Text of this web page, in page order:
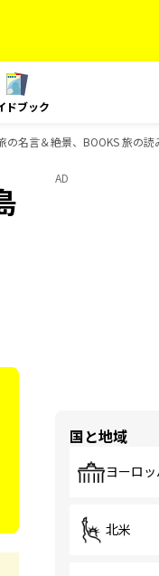
ドブック
名言＆絶景、BOOKS 旅の
AD
国と地域
ヨーロッ
北米